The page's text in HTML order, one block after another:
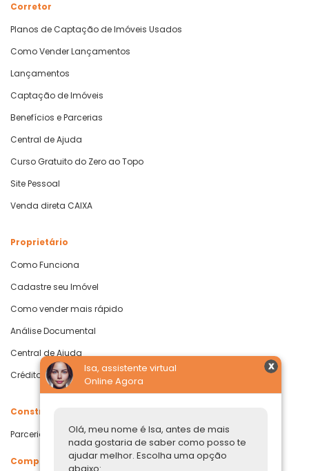
Isa, assistente virtual
Online Agora
Olá, meu nome é Isa, antes de mais
nada gostaria de saber como posso te
ajudar melhor. Escolha uma opção
abaixo:
Corretor
Planos de Captação de Imóveis Usados
Como Vender Lançamentos
Lançamentos
Captação de Imóveis
Benefícios e Parcerias
Central de Ajuda
Curso Gratuito do Zero ao Topo
Site Pessoal
Venda direta CAIXA
Proprietário
Como Funciona
Cadastre seu Imóvel
Como vender mais rápido
Análise Documental
Central de Ajuda
Crédito com Garantia de Imóvel
Construtoras
Parcerias Imobiliárias
Comprar ou alugar